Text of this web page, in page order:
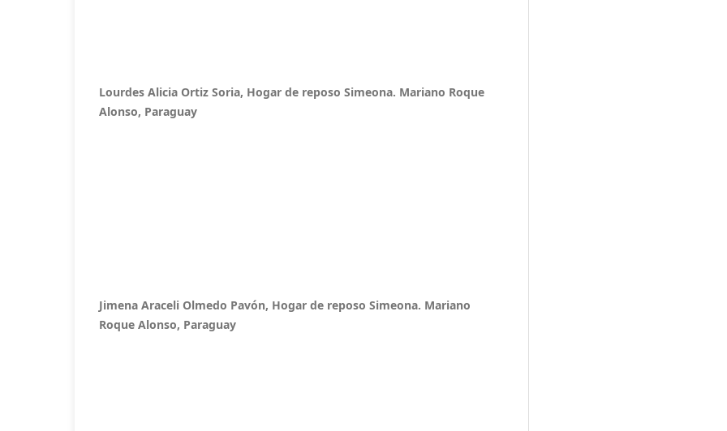
Lourdes Alicia Ortiz Soria, Hogar de reposo Simeona. Mariano Roque
Alonso, Paraguay
Jimena Araceli Olmedo Pavón, Hogar de reposo Simeona. Mariano
Roque Alonso, Paraguay